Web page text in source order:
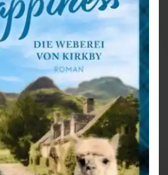
wieder zum Leuchten
wie manche Gefühle …
für Erwachsene!♥♥♥
in sich abgeschlossen und
voneinander gelesen werden!